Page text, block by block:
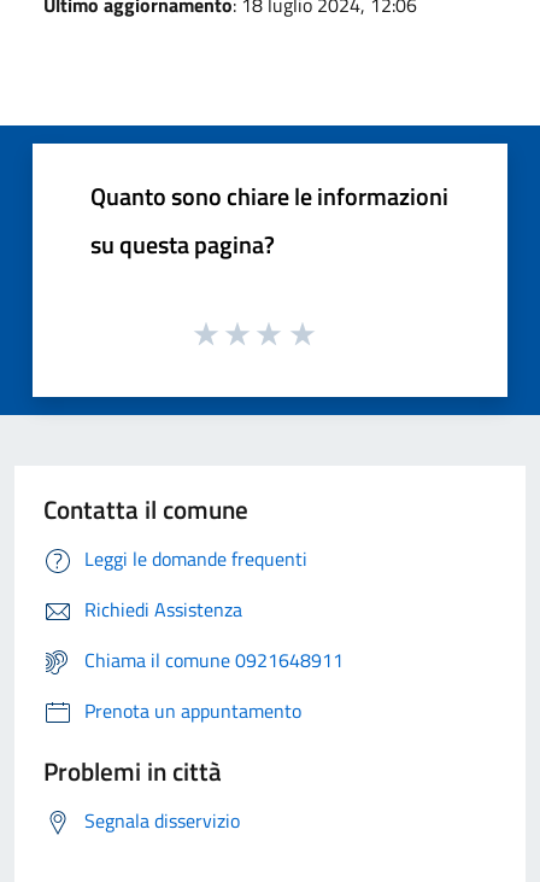
Quanto sono chiare le informazioni
su questa pagina?
Contatta il comune
Leggi le domande frequenti
Richiedi Assistenza
Chiama il comune 0921648911
Prenota un appuntamento
Problemi in città
Segnala disservizio